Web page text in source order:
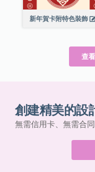
新年賀卡附特色裝飾
查
創建精美的設
無需信用卡、無需合